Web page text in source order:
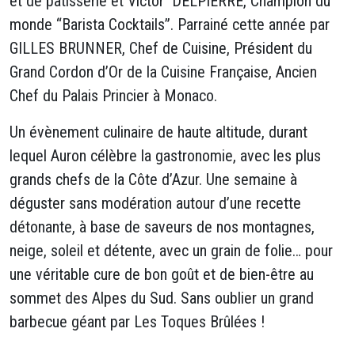
monde “Barista Cocktails”. Parrainé cette année par
GILLES BRUNNER, Chef de Cuisine, Président du
Grand Cordon d’Or de la Cuisine Française, Ancien
Chef du Palais Princier à Monaco.
Un évènement culinaire de haute altitude, durant
lequel Auron célèbre la gastronomie, avec les plus
grands chefs de la Côte d’Azur. Une semaine à
déguster sans modération autour d’une recette
détonante, à base de saveurs de nos montagnes,
neige, soleil et détente, avec un grain de folie… pour
une véritable cure de bon goût et de bien-être au
sommet des Alpes du Sud. Sans oublier un grand
barbecue géant par Les Toques Brûlées !